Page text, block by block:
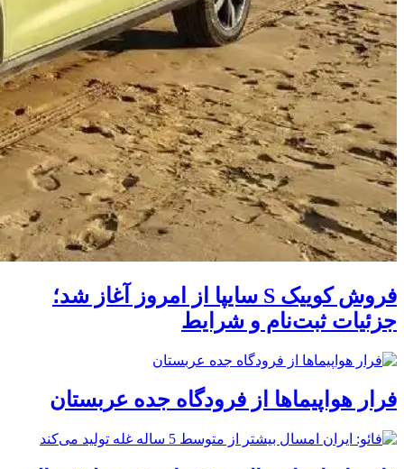
فروش کوییک S سایپا از امروز آغاز شد؛
جزئیات ثبت‌نام و شرایط
فرار هواپیماها از فرودگاه جده عربستان